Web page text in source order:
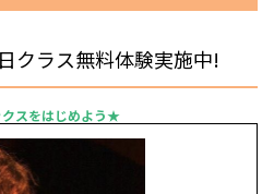
クラス無料体験実施中!
スをはじめよう★